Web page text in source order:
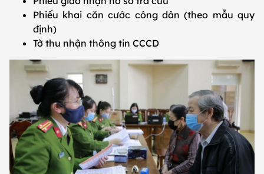
Phiếu khai căn cước công dân (theo mẫu quy
định)
Tờ thu nhận thông tin CCCD